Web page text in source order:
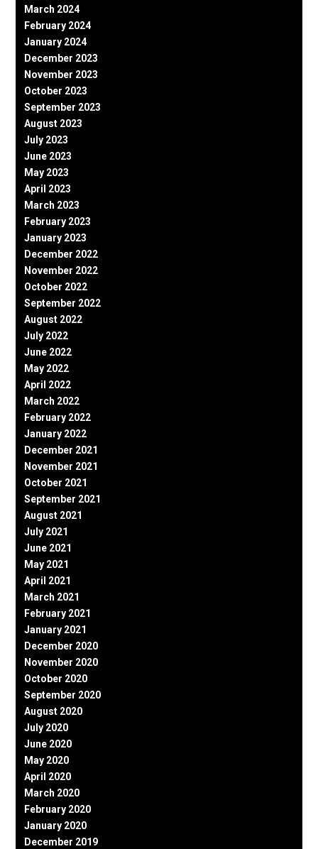
March 2024
February 2024
January 2024
December 2023
November 2023
October 2023
September 2023
August 2023
July 2023
June 2023
May 2023
April 2023
March 2023
February 2023
January 2023
December 2022
November 2022
October 2022
September 2022
August 2022
July 2022
June 2022
May 2022
April 2022
March 2022
February 2022
January 2022
December 2021
November 2021
October 2021
September 2021
August 2021
July 2021
June 2021
May 2021
April 2021
March 2021
February 2021
January 2021
December 2020
November 2020
October 2020
September 2020
August 2020
July 2020
June 2020
May 2020
April 2020
March 2020
February 2020
January 2020
December 2019